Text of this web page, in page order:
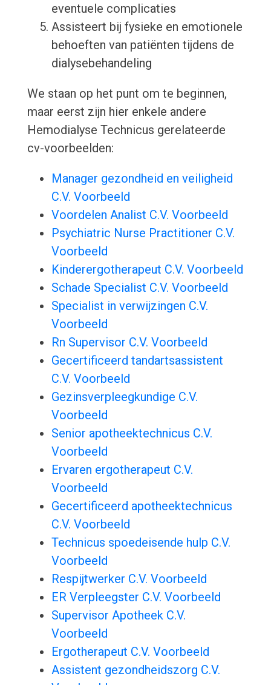
eventuele complicaties
Assisteert bij fysieke en emotionele
behoeften van patiënten tijdens de
dialysebehandeling
We staan op het punt om te beginnen,
maar eerst zijn hier enkele andere
Hemodialyse Technicus gerelateerde
cv-voorbeelden:
Manager gezondheid en veiligheid
C.V. Voorbeeld
Voordelen Analist C.V. Voorbeeld
Psychiatric Nurse Practitioner C.V.
Voorbeeld
Kinderergotherapeut C.V. Voorbeeld
Schade Specialist C.V. Voorbeeld
Specialist in verwijzingen C.V.
Voorbeeld
Rn Supervisor C.V. Voorbeeld
Gecertificeerd tandartsassistent
C.V. Voorbeeld
Gezinsverpleegkundige C.V.
Voorbeeld
Senior apotheektechnicus C.V.
Voorbeeld
Ervaren ergotherapeut C.V.
Voorbeeld
Gecertificeerd apotheektechnicus
C.V. Voorbeeld
Technicus spoedeisende hulp C.V.
Voorbeeld
Respijtwerker C.V. Voorbeeld
ER Verpleegster C.V. Voorbeeld
Supervisor Apotheek C.V.
Voorbeeld
Ergotherapeut C.V. Voorbeeld
Assistent gezondheidszorg C.V.